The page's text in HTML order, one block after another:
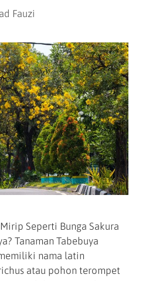
Fauzi
Seperti Bunga Sakura
Tanaman Tabebuya
nama latin
atau pohon terompet